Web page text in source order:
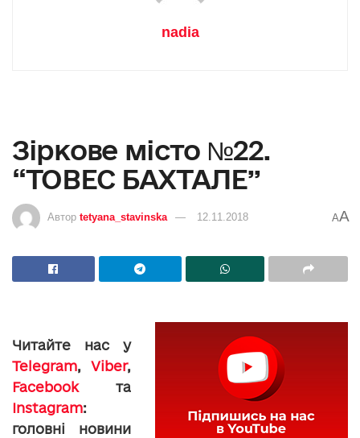
nadia
Зіркове місто №22.
“ТОВЕС БАХТАЛЕ”
Автор tetyana_stavinska 12.11.2018 AA
Читайте нас у
Telegram, Viber,
Facebookта
Instagram:
головні новини